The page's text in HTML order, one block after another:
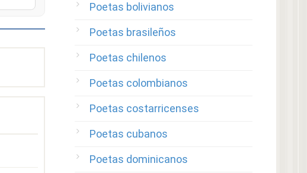
Poetas bolivianos
Poetas brasileños
Poetas chilenos
Poetas colombianos
Poetas costarricenses
Poetas cubanos
Poetas dominicanos